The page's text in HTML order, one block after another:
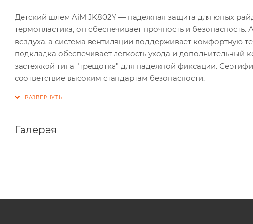
Детский шлем AiM JK802Y — надежная защита для юных
термопластика, он обеспечивает прочность и
воздуха, а система вентиляции поддерживает комфортную
подкладка обеспечивает легкость ухода и
застежкой типа "трещотка" для надежной фиксации.
соответствие высоким стандартам безопасности.
Галерея